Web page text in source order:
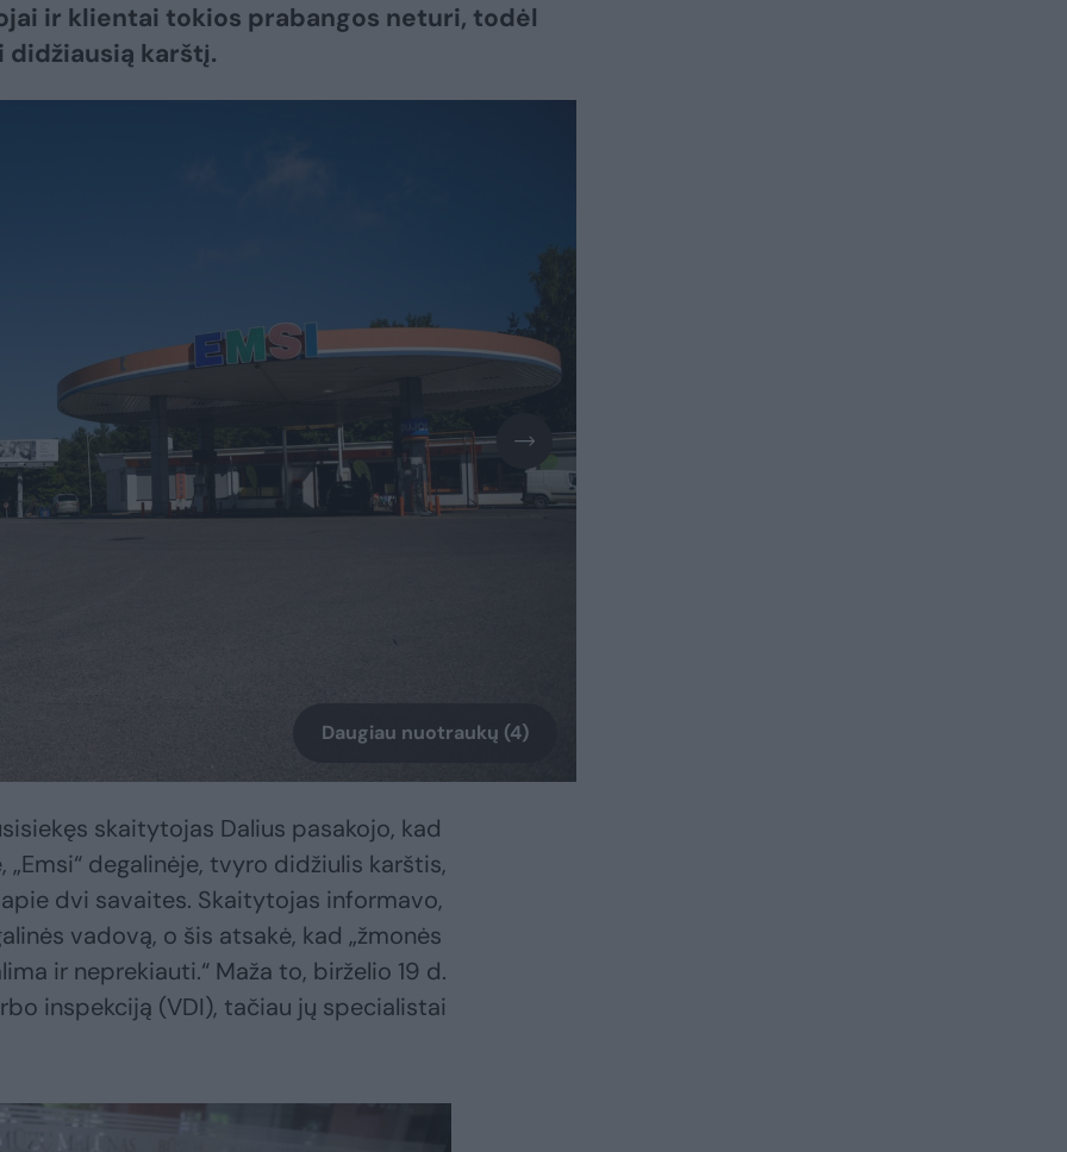
ir klientai tokios prabangos neturi, todėl
karštį.
Daugiau nuotraukų (4)
skaitytojas Dalius pasakojo, kad
degalinėje, tvyro didžiulis karštis,
dvi savaites. Skaitytojas informavo,
vadovą, o šis atsakė, kad „žmonės
ir neprekiauti.“ Maža to, birželio 19 d.
inspekciją (VDI), tačiau jų specialistai